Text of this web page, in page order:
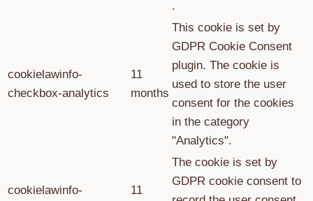
.
cookielawinfo-
checkbox-analytics
11
months
This cookie is set by
GDPR Cookie Consent
plugin. The cookie is
used to store the user
consent for the cookies
in the category
"Analytics".
cookielawinfo- 11
The cookie is set by
GDPR cookie consent to